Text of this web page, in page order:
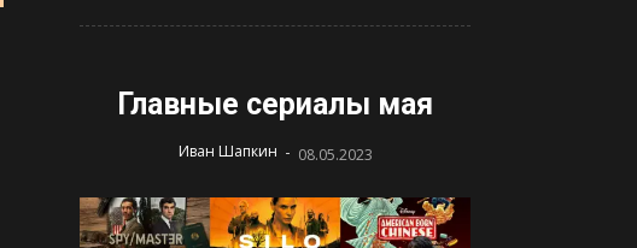
Главные сериалы мая
Иван Шапкин - 08.05.2023